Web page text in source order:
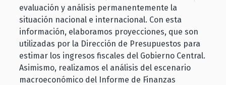
evaluación y análisis permanentemente la
situación nacional e internacional. Con esta
información, elaboramos proyecciones, que son
utilizadas por la Dirección de Presupuestos para
estimar los ingresos fiscales del Gobierno Central.
Asimismo, realizamos el análisis del escenario
macroeconómico del Informe de Finanzas